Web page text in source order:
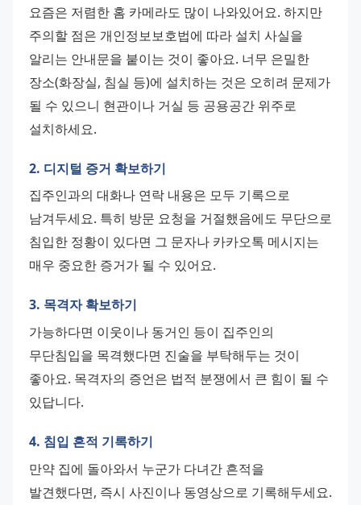
요즘은 저렴한 홈 카메라도 많이 나와있어요. 하지만
주의할 점은 개인정보보호법에 따라 설치 사실을
알리는 안내문을 붙이는 것이 좋아요. 너무 은밀한
장소(화장실, 침실 등)에 설치하는 것은 오히려 문제가
될 수 있으니 현관이나 거실 등 공용공간 위주로
설치하세요.
2. 디지털 증거 확보하기
집주인과의 대화나 연락 내용은 모두 기록으로
남겨두세요. 특히 방문 요청을 거절했음에도 무단으로
침입한 정황이 있다면 그 문자나 카카오톡 메시지는
매우 중요한 증거가 될 수 있어요.
3. 목격자 확보하기
가능하다면 이웃이나 동거인 등이 집주인의
무단침입을 목격했다면 진술을 부탁해두는 것이
좋아요. 목격자의 증언은 법적 분쟁에서 큰 힘이 될 수
있답니다.
4. 침입 흔적 기록하기
만약 집에 돌아와서 누군가 다녀간 흔적을
발견했다면, 즉시 사진이나 동영상으로 기록해두세요.